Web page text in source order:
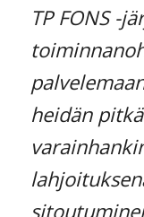
TP FONS -
heidän